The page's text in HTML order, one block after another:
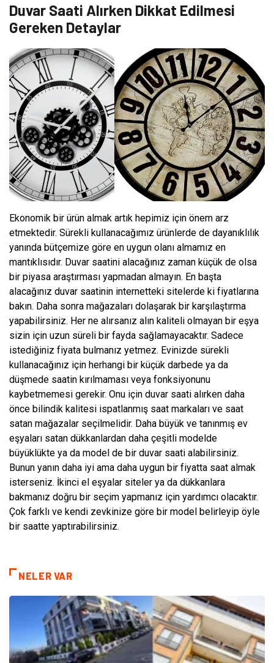
Duvar Saati Alırken Dikkat Edilmesi
Gereken Detaylar
Ekonomik bir ürün almak artık hepimiz için önem arz
etmektedir. Sürekli kullanacağımız ürünlerde de dayanıklılık
yanında bütçemize göre en uygun olanı almamız en
mantıklısıdır. Duvar saatini alacağınız zaman küçük de olsa
bir piyasa araştırması yapmadan almayın. En başta
alacağınız duvar saatinin internetteki sitelerde ki fiyatlarına
bakın. Daha sonra mağazaları dolaşarak bir karşılaştırma
yapabilirsiniz. Her ne alırsanız alın kaliteli olmayan bir eşya
sizin için uzun süreli bir fayda sağlamayacaktır. Sadece
istediğiniz fiyata bulmanız yetmez. Evinizde sürekli
kullanacağınız için herhangi bir küçük darbede ya da
düşmede saatin kırılmaması veya fonksiyonunu
kaybetmemesi gerekir. Onu için duvar saati alırken daha
önce bilindik kalitesi ispatlanmış saat markaları ve saat
satan mağazalar seçilmelidir. Daha büyük ve tanınmış ev
eşyaları satan dükkanlardan daha çeşitli modelde
büyüklükte ya da model de bir duvar saati alabilirsiniz.
Bunun yanın daha iyi ama daha uygun bir fiyatta saat almak
isterseniz. İkinci el eşyalar siteler ya da dükkanlara
bakmanız doğru bir seçim yapmanız için yardımcı olacaktır.
Çok farklı ve kendi zevkinize göre bir model belirleyip öyle
bir saatte yaptırabilirsiniz.
NELER VAR